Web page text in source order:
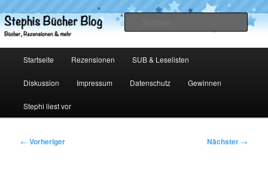
primären
Inhalt
Stephis Bücher Blog
Startseite Rezensionen SUB & Leselisten
Diskussion Impressum Datenschutz Gewinnen
Stephi liest vor
Beitragsnavigation
← Vorheriger Nächster →